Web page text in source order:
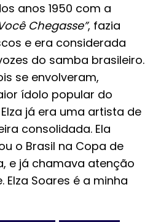
anos 1950 com a
Chegasse”, fazia
e era considerada
do samba brasileiro.
se envolveram,
ídolo popular do
já era uma artista de
consolidada. Ela
o Brasil na Copa de
e já chamava atenção
Soares é a minha